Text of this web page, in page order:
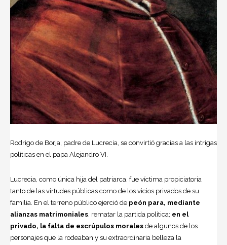
Rodrigo de Borja, padre de Lucrecia, se convirtió gracias a las intrigas
políticas en el papa Alejandro VI.
Lucrecia, como única hija del patriarca, fue víctima propiciatoria
tanto de las virtudes públicas como de los vicios privados de su
familia. En el terreno público ejerció de peón para, mediante
alianzas matrimoniales, rematar la partida política; en el
privado, la falta de escrúpulos morales de algunos de los
personajes que la rodeaban y su extraordinaria belleza la